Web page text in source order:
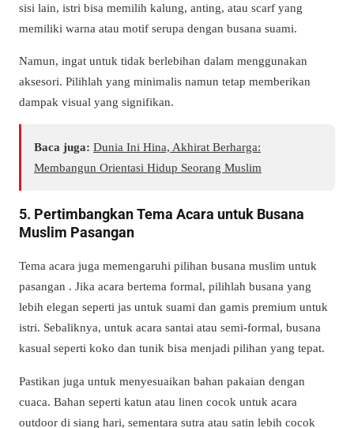
sisi lain, istri bisa memilih kalung, anting, atau scarf yang
memiliki warna atau motif serupa dengan busana suami.
Namun, ingat untuk tidak berlebihan dalam menggunakan
aksesori. Pilihlah yang minimalis namun tetap memberikan
dampak visual yang signifikan.
Baca juga: Dunia Ini Hina, Akhirat Berharga:
Membangun Orientasi Hidup Seorang Muslim
5. Pertimbangkan Tema Acara untuk Busana
Muslim Pasangan
Tema acara juga memengaruhi pilihan busana muslim untuk
pasangan . Jika acara bertema formal, pilihlah busana yang
lebih elegan seperti jas untuk suami dan gamis premium untuk
istri. Sebaliknya, untuk acara santai atau semi-formal, busana
kasual seperti koko dan tunik bisa menjadi pilihan yang tepat.
Pastikan juga untuk menyesuaikan bahan pakaian dengan
cuaca. Bahan seperti katun atau linen cocok untuk acara
outdoor di siang hari, sementara sutra atau satin lebih cocok